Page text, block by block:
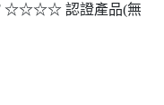
認證產品(無